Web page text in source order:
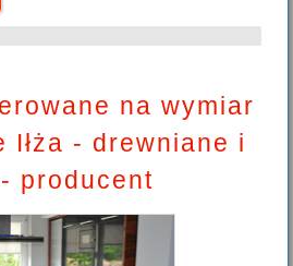
na wymiar
Iłża - drewniane i
producent